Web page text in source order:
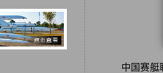
中国赛艇